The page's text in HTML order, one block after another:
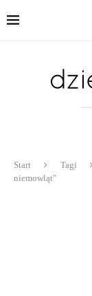
Start Tagi
niemowląt"